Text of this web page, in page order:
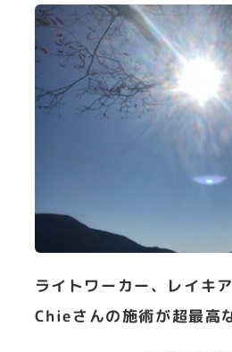
ライトワーカー、レイキ
Chieさんの施術が超最高